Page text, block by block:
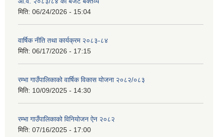
मिति: 06/24/2026 - 15:04
वार्षिक नीति तथा कार्यक्रम २०८३-८४
मिति: 06/17/2026 - 17:15
रम्भा गाउँपालिकाको वार्षिक विकास योजना २०८२/०८३
मिति: 10/09/2025 - 14:30
रम्भा गाउँपालिकाको विनियोजन ऐन २०८२
मिति: 07/16/2025 - 17:00